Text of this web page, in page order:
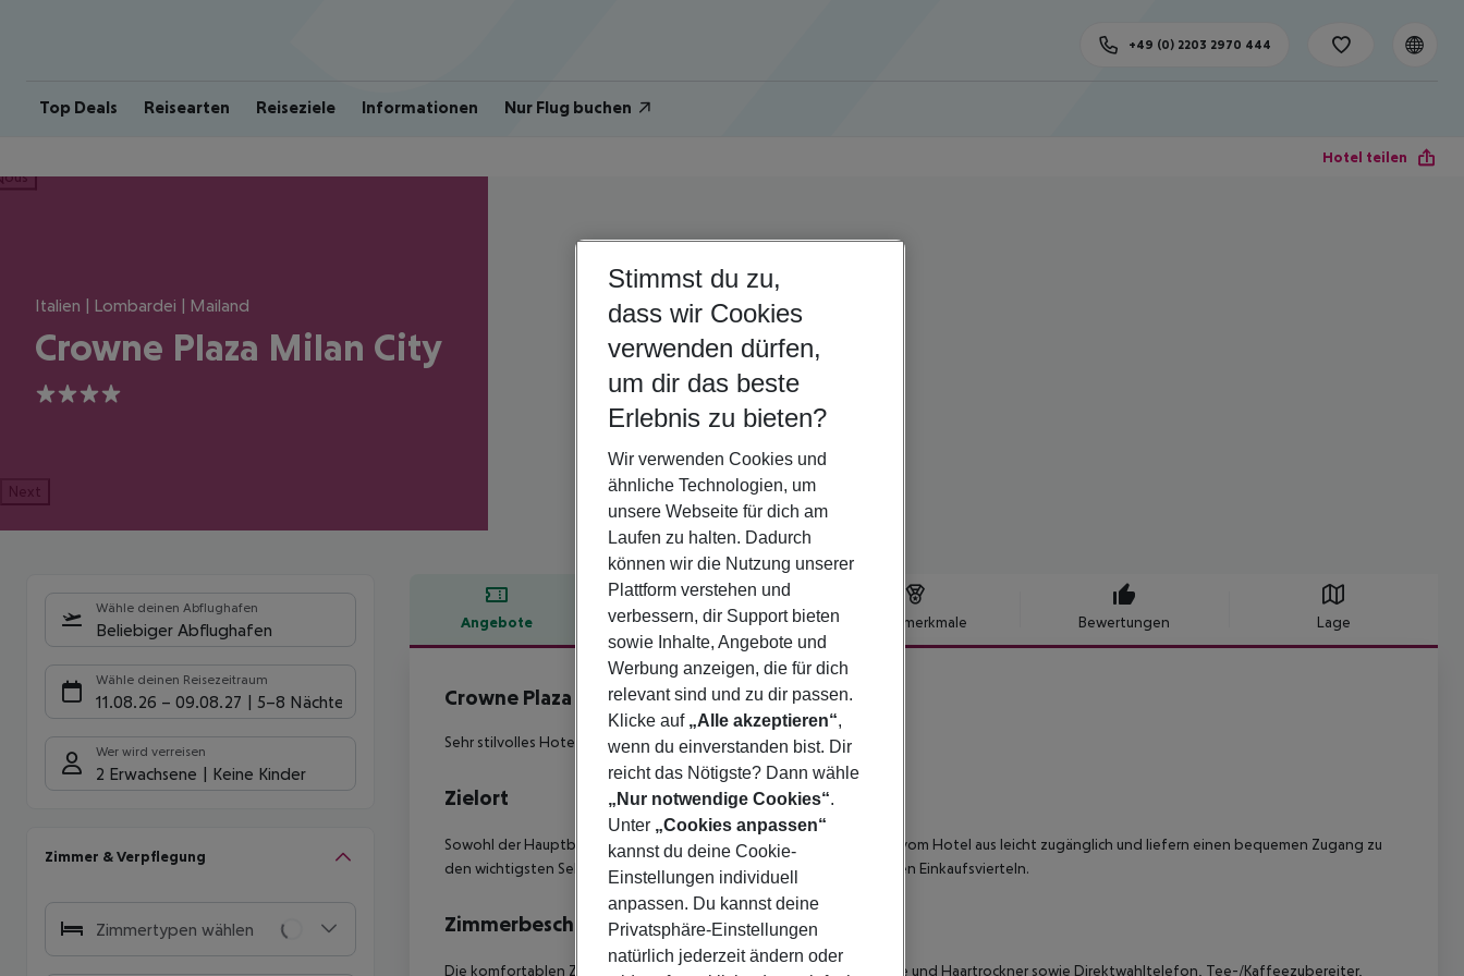
Top Deals Reisearten Reiseziele Informationen Nur Flug buchen
+49 (0) 2203 2970 444
Hotel teilen
Italien | Lombardei | Mailand
Crowne Plaza Milan City
4
Next
Wähle deinen Abflughafen
Beliebiger Abflughafen
Wähle deinen Reisezeitraum
11.08.26 – 09.08.27 5-8 Nächte
Wer wird verreisen
2 Erwachsene Keine Kinder
Zimmer & Verpflegung
Zimmertypen wählen
Angebote Hotelbeschreibung Hotelmerkmale Bewertungen Lage
Hotelbeschreibung
Crowne Plaza Milan City
4
Sehr stilvolles Hotel in fantastischer Lage und freundlichem Service.
Zielort
Sowohl der Hauptbahnhof als auch die Sondrio U-Bahnstation sind vom Hotel aus leicht zugänglich und liefern einen bequemen Zugang zu
den wichtigsten Sehenswürdigkeiten der Stadt und den beliebtesten Einkaufsvierteln.
Zimmerbeschreibung
Die komfortablen Zimmer verfügen über Bad/Dusche mit Badewanne und Haartrockner sowie Direktwahltelefon, Tee-/Kaffeezubereiter,
Stimmst du zu,
dass wir Cookies
verwenden dürfen,
um dir das beste
Erlebnis zu bieten?
Wir verwenden Cookies und
ähnliche Technologien, um
unsere Webseite für dich am
Laufen zu halten. Dadurch
können wir die Nutzung unserer
Plattform verstehen und
verbessern, dir Support bieten
sowie Inhalte, Angebote und
Werbung anzeigen, die für dich
relevant sind und zu dir passen.
Klicke auf „Alle akzeptieren“,
wenn du einverstanden bist. Dir
reicht das Nötigste? Dann wähle
„Nur notwendige Cookies“.
Unter „Cookies anpassen“
kannst du deine Cookie-
Einstellungen individuell
anpassen. Du kannst deine
Privatsphäre-Einstellungen
natürlich jederzeit ändern oder